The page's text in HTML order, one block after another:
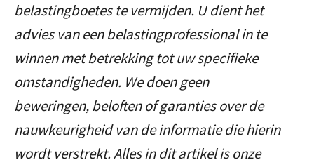
belastingboetes te vermijden. U dient het
advies van een belastingprofessional in te
winnen met betrekking tot uw specifieke
omstandigheden. We doen geen
beweringen, beloften of garanties over de
nauwkeurigheid van de informatie die hierin
wordt verstrekt. Alles in dit artikel is onze